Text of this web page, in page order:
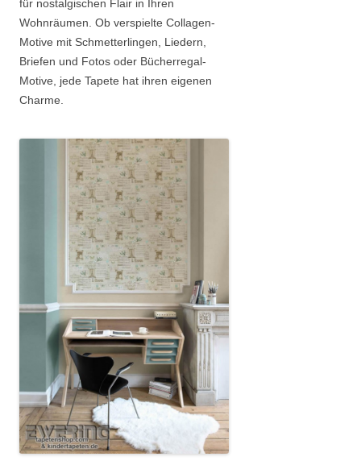
für nostalgischen Flair in Ihren
Wohnräumen. Ob verspielte Collagen-
Motive mit Schmetterlingen, Liedern,
Briefen und Fotos oder Bücherregal-
Motive, jede Tapete hat ihren eigenen
Charme.